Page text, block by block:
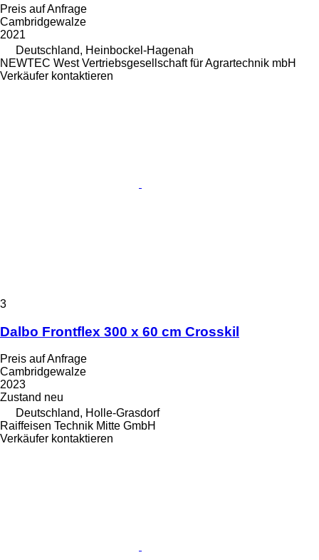
Preis auf Anfrage
Cambridgewalze
2021
Deutschland, Heinbockel-Hagenah
NEWTEC West Vertriebsgesellschaft für Agrartechnik mbH
Verkäufer kontaktieren
3
Dalbo Frontflex 300 x 60 cm Crosskil
Preis auf Anfrage
Cambridgewalze
2023
Zustand neu
Deutschland, Holle-Grasdorf
Raiffeisen Technik Mitte GmbH
Verkäufer kontaktieren